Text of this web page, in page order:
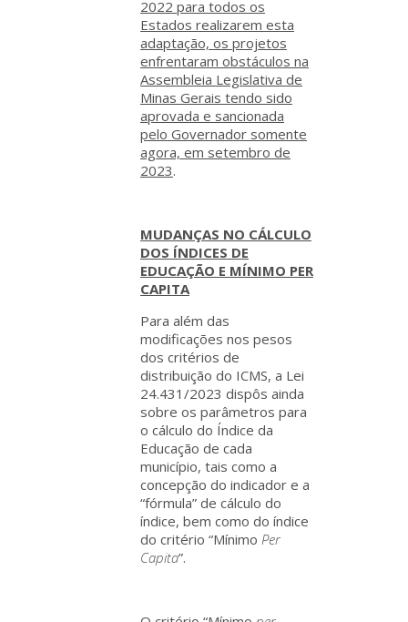
2022 para todos os
Estados realizarem esta
adaptação, os projetos
enfrentaram obstáculos na
Assembleia Legislativa de
Minas Gerais tendo sido
aprovada e sancionada
pelo Governador somente
agora, em setembro de
2023.
MUDANÇAS NO CÁLCULO
DOS ÍNDICES DE
EDUCAÇÃO E MÍNIMO PER
CAPITA
Para além das
modificações nos pesos
dos critérios de
distribuição do ICMS, a Lei
24.431/2023 dispôs ainda
sobre os parâmetros para
o cálculo do Índice da
Educação de cada
município, tais como a
concepção do indicador e a
“fórmula” de cálculo do
índice, bem como do índice
do critério “Mínimo Per
Capita”.